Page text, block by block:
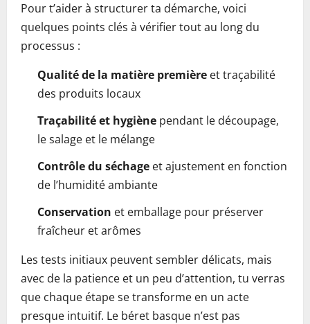
Pour t’aider à structurer ta démarche, voici
quelques points clés à vérifier tout au long du
processus :
Qualité de la matière première et traçabilité
des produits locaux
Traçabilité et hygiène pendant le découpage,
le salage et le mélange
Contrôle du séchage et ajustement en fonction
de l’humidité ambiante
Conservation et emballage pour préserver
fraîcheur et arômes
Les tests initiaux peuvent sembler délicats, mais
avec de la patience et un peu d’attention, tu verras
que chaque étape se transforme en un acte
presque intuitif. Le béret basque n’est pas